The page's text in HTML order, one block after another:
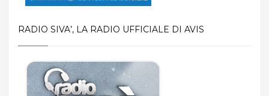
RADIO SIVA’, LA RADIO UFFICIALE DI AVIS